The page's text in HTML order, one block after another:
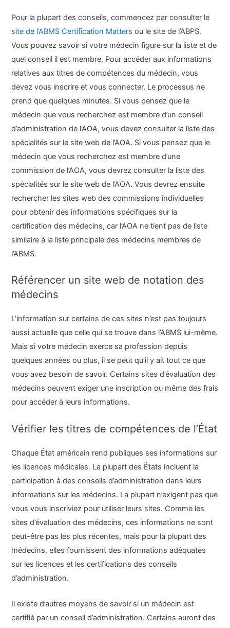
Pour la plupart des conseils, commencez par consulter le
site de l’ABMS Certification Matters ou le site de l’ABPS.
Vous pouvez savoir si votre médecin figure sur la liste et de
quel conseil il est membre. Pour accéder aux informations
relatives aux titres de compétences du médecin, vous
devez vous inscrire et vous connecter. Le processus ne
prend que quelques minutes. Si vous pensez que le
médecin que vous recherchez est membre d’un conseil
d’administration de l’AOA, vous devez consulter la liste des
spécialités sur le site web de l’AOA. Si vous pensez que le
médecin que vous recherchez est membre d’une
commission de l’AOA, vous devrez consulter la liste des
spécialités sur le site web de l’AOA. Vous devrez ensuite
rechercher les sites web des commissions individuelles
pour obtenir des informations spécifiques sur la
certification des médecins, car l’AOA ne tient pas de liste
similaire à la liste principale des médecins membres de
l’ABMS.
Référencer un site web de notation des
médecins
L’information sur certains de ces sites n’est pas toujours
aussi actuelle que celle qui se trouve dans l’ABMS lui-même.
Mais si votre médecin exerce sa profession depuis
quelques années ou plus, il se peut qu’il y ait tout ce que
vous avez besoin de savoir. Certains sites d’évaluation des
médecins peuvent exiger une inscription ou même des frais
pour accéder à leurs informations.
Vérifier les titres de compétences de l’État
Chaque État américain rend publiques ses informations sur
les licences médicales. La plupart des États incluent la
participation à des conseils d’administration dans leurs
informations sur les médecins. La plupart n’exigent pas que
vous vous inscriviez pour utiliser leurs sites. Comme les
sites d’évaluation des médecins, ces informations ne sont
peut-être pas les plus récentes, mais pour la plupart des
médecins, elles fournissent des informations adéquates
sur les licences et les certifications des conseils
d’administration.
Il existe d’autres moyens de savoir si un médecin est
certifié par un conseil d’administration. Certains auront des